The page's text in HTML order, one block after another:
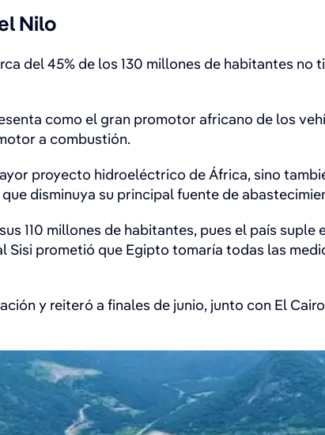
Nilo
del 45% de los 130 millones de habitantes
como el gran promotor africano de los
a combustión.
proyecto hidroeléctrico de África, sino
disminuya su principal fuente de
110 millones de habitantes, pues el país
prometió que Egipto tomaría todas las
y reiteró a finales de junio, junto con El